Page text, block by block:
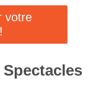
votre